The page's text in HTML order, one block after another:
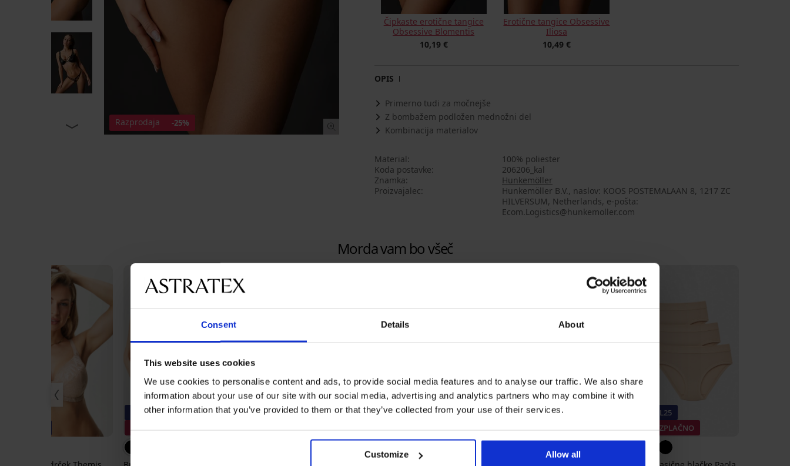
Consent Details About
This website uses cookies
We use cookies to personalise content and ads, to provide social media features and to analyse our traffic. We also share
information about your use of our site with our social media, advertising and analytics partners who may combine it with
other information that you’ve provided to them or that they’ve collected from your use of their services.
Customize Allow all
Razprodaja -25%
Čipkaste erotične tangice
Obsessive Blomentis
10,19 €
Erotične tangice Obsessive
Iliosa
10,49 €
OPIS
Primerno tudi za močnejše
Z bombažem podložen mednožni del
Kombinacija materialov
Material
100% poliester
Koda postavke
206206_kal
Znamka
Hunkemöller
Proizvajalec
Hunkemöller B.V., naslov: KOOS POSTEMALAAN 8, 1217 ZC
HILVERSUM, Netherlands, e-pošta:
Ecom.Logistics@hunkemoller.com
Morda vam bo všeč
-25% ALL25
3+1 BREZPLAČNO
-25% ALL25 -25% ALL25
-25% ALL25
3+1 BREZPLAČNO
-25% ALL25
3+1 BREZPLAČNO